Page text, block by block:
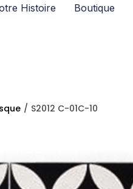
Histoire Boutique
/ S2012 C-01C-10